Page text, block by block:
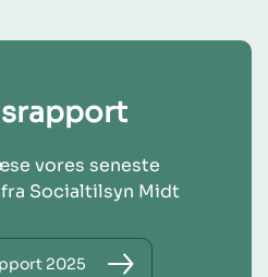
vores seneste
Socialtilsyn Midt
2025